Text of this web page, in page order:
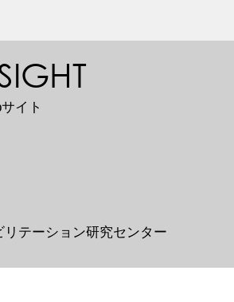
イト
リテーション研究センター